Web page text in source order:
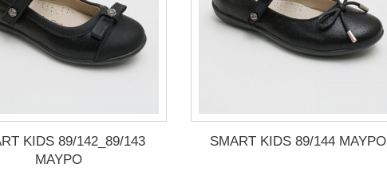
KIDS 89/142_89/143
ΜΑΥΡΟ
SMART KIDS 89/144 ΜΑΥΡΟ